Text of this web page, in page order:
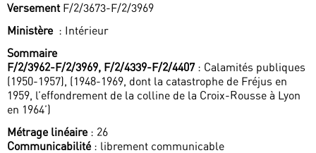
Versement F/2/3673-F/2/3969
Ministère : Intérieur
Sommaire
F/2/3962-F/2/3969, F/2/4339-F/2/4407: Calamités publiques
(1950-1957), (1948-1969, dont la catastrophe de Fréjus en
1959, l’effondrement de la colline de la Croix-Rousse à Lyon
en 1964’)
Métrage linéaire: 26
Communicabilité: librement communicable